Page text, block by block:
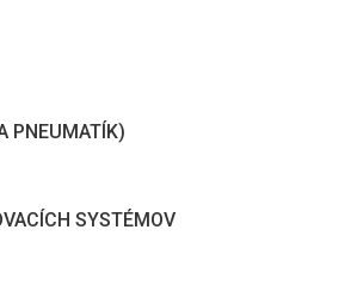
PNEUMATÍK)
SYSTÉMOV